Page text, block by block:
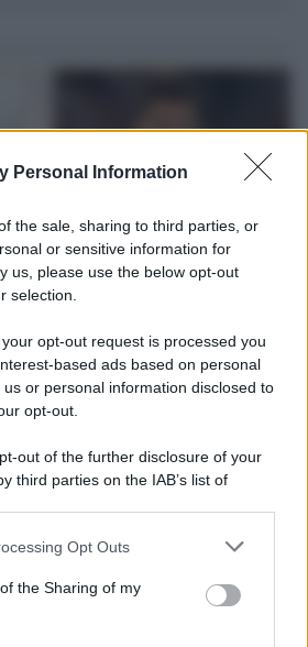
Personal Information
the sale, sharing to third parties, or
or sensitive information for
us, please use the below opt-out
selection.
opt-out request is processed you
based ads based on personal
or personal information disclosed to
opt-out.
out of the further disclosure of your
third parties on the IAB’s list of
be disclosed by us to third parties
parties.
app uses one or more Google
Opt Outs
the Sharing of my
calcio: tra Mondiali e Serie A
Infantino prova a privatizzare i
il calciomercato va avanti e
degli acquisti online in Europa e
articoli second hand
esaurito l'arsenale Usa, ma il